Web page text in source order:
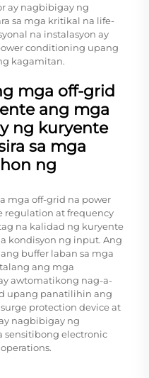
ay nagbibigay ng
sa mga kritikal na life-
na instalasyon ay
conditioning upang
kagamitan.
mga off-grid
ang mga
ng kuryente
sa mga
ng
mga off-grid na power
regulation at frequency
na kalidad ng kuryente
kondisyon ng input. Ang
buffer laban sa mga
ang mga
awtomatikong nag-a-
upang panatilihin ang
protection device at
nagbibigay ng
sensitibong electronic